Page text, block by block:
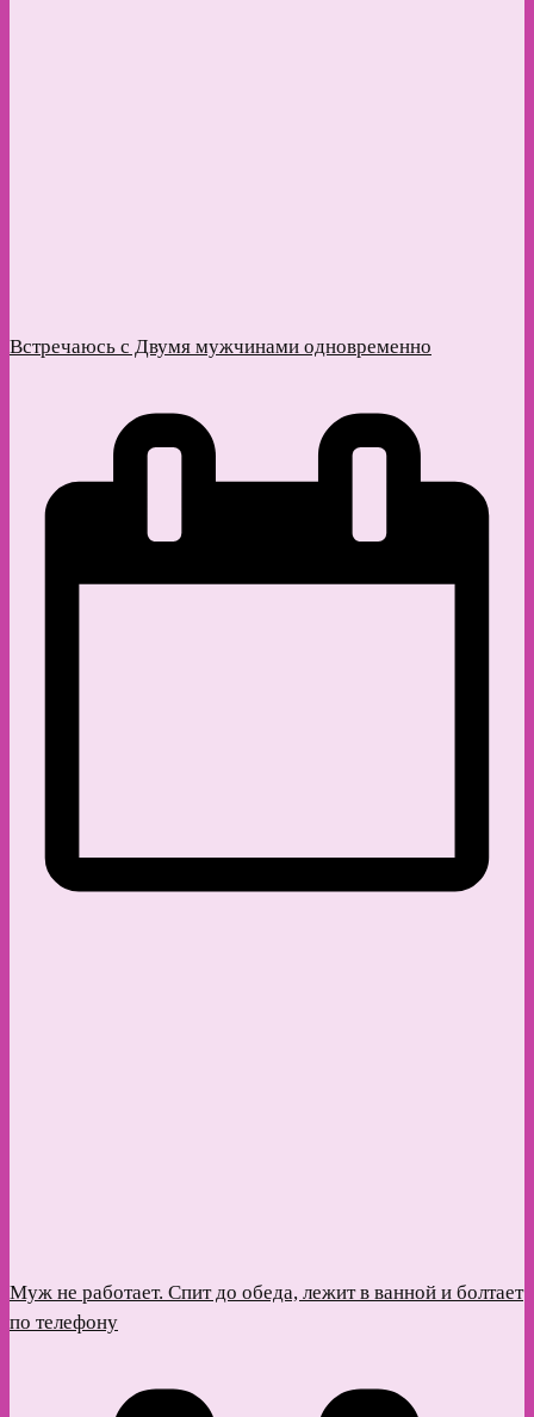
Встречаюсь с Двумя мужчинами одновременно
Муж не работает. Спит до обеда, лежит в ванной и болтает
по телефону